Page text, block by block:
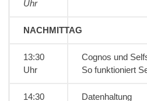
Uhr
NACHMITTAG
13:30
Uhr
Cognos und
So funktioniert
14:30
Datenhaltung